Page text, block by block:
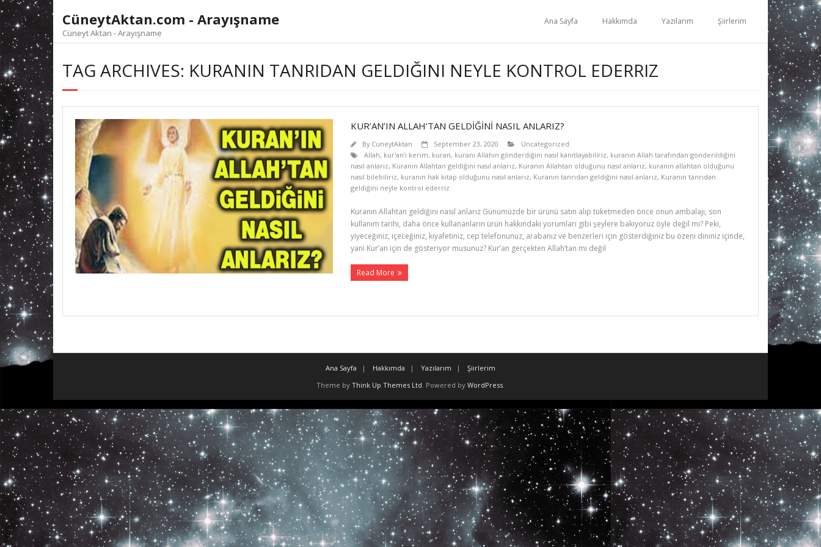
to
content
CüneytAktan.com - Arayışname
Cüneyt Aktan - Arayışname
Ana Sayfa Hakkımda Yazılarım Şiirlerim
TAG ARCHIVES: KURANIN TANRIDAN GELDIĞINI NEYLE KONTROL EDERRIZ
KUR’AN’IN ALLAH’TAN GELDİĞİNİ NASIL ANLARIZ?
By CuneytAktan September 23, 2020
Uncategorized
Allah, kur'an'ı kerim, kuran, kuranı Allahın gönderdiğini nasıl kanıtlayabiliriz, kuranın Allah tarafından gönderildiğini
nasıl anlarız, Kuranın Allahtan geldiğini nasıl anlarız, Kuranın Allahtan olduğunu nasıl anlarız, kuranın allahtan olduğunu
nasıl bilebiliriz, kuranın hak kitap olduğunu nasıl anlarız, Kuranın tanrıdan geldiğini nasıl anlarız, Kuranın tanrıdan
geldiğini neyle kontrol ederriz
Kuranın Allahtan geldiğini nasıl anlarız Günümüzde bir ürünü satın alıp tüketmeden önce onun ambalajı, son
kullanım tarihi, daha önce kullananların ürün hakkındaki yorumları gibi şeylere bakıyoruz öyle değil mi? Peki,
yiyeceğiniz, içeceğiniz, kıyafetiniz, cep telefonunuz, arabanız ve benzerleri için gösterdiğiniz bu özeni dininiz içinde,
yani Kur’an için de gösteriyor musunuz? Kur’an gerçekten Allah’tan mı değil
Read More
Ana Sayfa Hakkımda Yazılarım
Şiirlerim
Theme by Think Up Themes Ltd. Powered by WordPress.